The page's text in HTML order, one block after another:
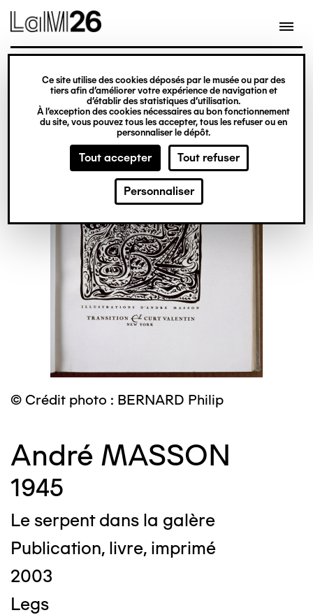
Gestion des cookies
Ce site utilise des cookies déposés par le musée ou par des
tiers afin d’améliorer votre expérience de navigation et
d’établir des statistiques d’utilisation.
À l’exception des cookies nécessaires au bon fonctionnement
du site, vous pouvez tous les accepter, tous les refuser ou en
personnaliser le dépôt.
Tout accepter Tout refuser
Personnaliser
contenu
© Crédit photo : BERNARD Philip
André MASSON
1945
Le serpent dans la galère
Publication, livre, imprimé
2003
Legs